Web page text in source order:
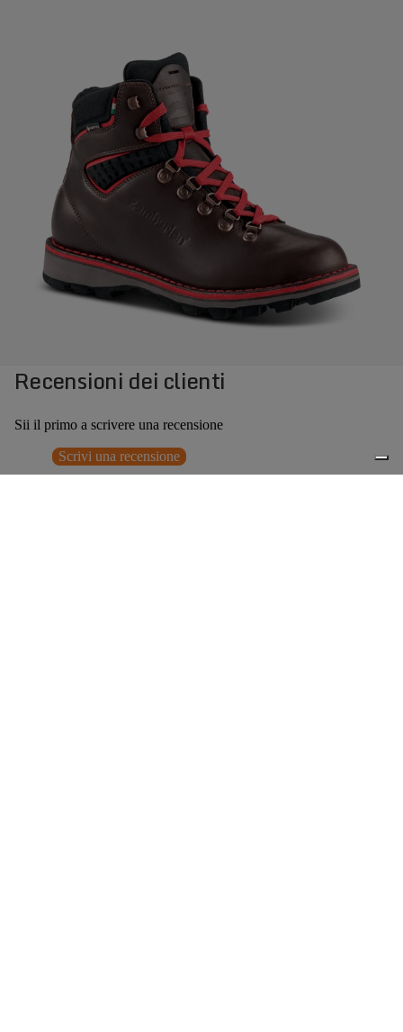
Recensioni dei clienti
Sii il primo a scrivere una recensione
Scrivi una recensione